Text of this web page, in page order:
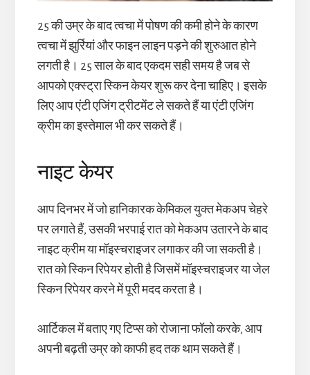
25 की उम्र के बाद त्वचा में पोषण की कमी होने के कारण
त्वचा में झुर्रियां और फाइन लाइन पड़ने की शुरुआत होने
लगती है। 25 साल के बाद एकदम सही समय है जब से
आपको एक्स्ट्रा स्किन केयर शुरू कर देना चाहिए। इसके
लिए आप एंटी एजिंग ट्रीटमेंट ले सकते हैं या एंटी एजिंग
क्रीम का इस्तेमाल भी कर सकते हैं।
नाइट केयर
आप दिनभर में जो हानिकारक केमिकल युक्त मेकअप चेहरे
पर लगाते हैं, उसकी भरपाई रात को मेकअप उतारने के बाद
नाइट क्रीम या मॉइस्चराइजर लगाकर की जा सकती है।
रात को स्किन रिपेयर होती है जिसमें मॉइस्चराइजर या जेल
स्किन रिपेयर करने में पूरी मदद करता है।
आर्टिकल में बताए गए टिप्स को रोजाना फॉलो करके, आप
अपनी बढ़ती उम्र को काफी हद तक थाम सकते हैं।